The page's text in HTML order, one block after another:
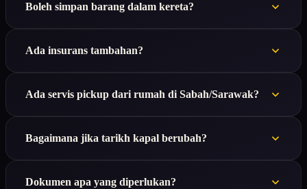
Boleh simpan barang dalam kereta?
Ada insurans tambahan?
Ada servis pickup dari rumah di Sabah/Sarawak?
Bagaimana jika tarikh kapal berubah?
Dokumen apa yang diperlukan?